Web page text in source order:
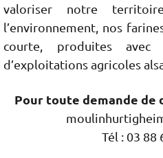
valoriser notre
l’environnement, nos
courte, produites avec
d’exploitations agricoles
Pour toute demande de
Tél : 03 88